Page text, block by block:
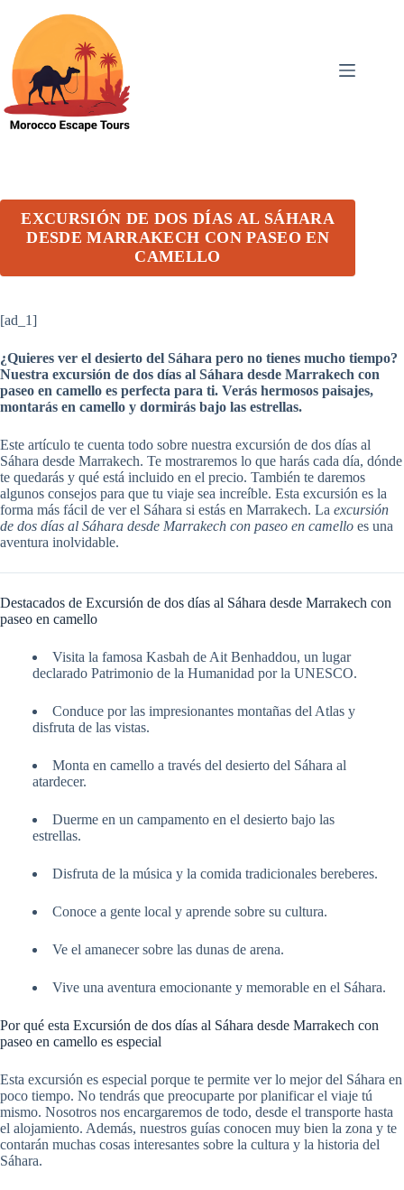
content
EXCURSIÓN DE DOS DÍAS AL SÁHARA
DESDE MARRAKECH CON PASEO EN
CAMELLO
[ad_1]
¿Quieres ver el desierto del Sáhara pero no tienes mucho tiempo?
Nuestra excursión de dos días al Sáhara desde Marrakech con
paseo en camello es perfecta para ti. Verás hermosos paisajes,
montarás en camello y dormirás bajo las estrellas.
Este artículo te cuenta todo sobre nuestra excursión de dos días al
Sáhara desde Marrakech. Te mostraremos lo que harás cada día, dónde
te quedarás y qué está incluido en el precio. También te daremos
algunos consejos para que tu viaje sea increíble. Esta excursión es la
forma más fácil de ver el Sáhara si estás en Marrakech. La excursión
de dos días al Sáhara desde Marrakech con paseo en camello es una
aventura inolvidable.
Destacados de Excursión de dos días al Sáhara desde Marrakech con
paseo en camello
Visita la famosa Kasbah de Ait Benhaddou, un lugar
declarado Patrimonio de la Humanidad por la UNESCO.
Conduce por las impresionantes montañas del Atlas y
disfruta de las vistas.
Monta en camello a través del desierto del Sáhara al
atardecer.
Duerme en un campamento en el desierto bajo las
estrellas.
Disfruta de la música y la comida tradicionales bereberes.
Conoce a gente local y aprende sobre su cultura.
Ve el amanecer sobre las dunas de arena.
Vive una aventura emocionante y memorable en el Sáhara.
Por qué esta Excursión de dos días al Sáhara desde Marrakech con
paseo en camello es especial
Esta excursión es especial porque te permite ver lo mejor del Sáhara en
poco tiempo. No tendrás que preocuparte por planificar el viaje tú
mismo. Nosotros nos encargaremos de todo, desde el transporte hasta
el alojamiento. Además, nuestros guías conocen muy bien la zona y te
contarán muchas cosas interesantes sobre la cultura y la historia del
Sáhara.